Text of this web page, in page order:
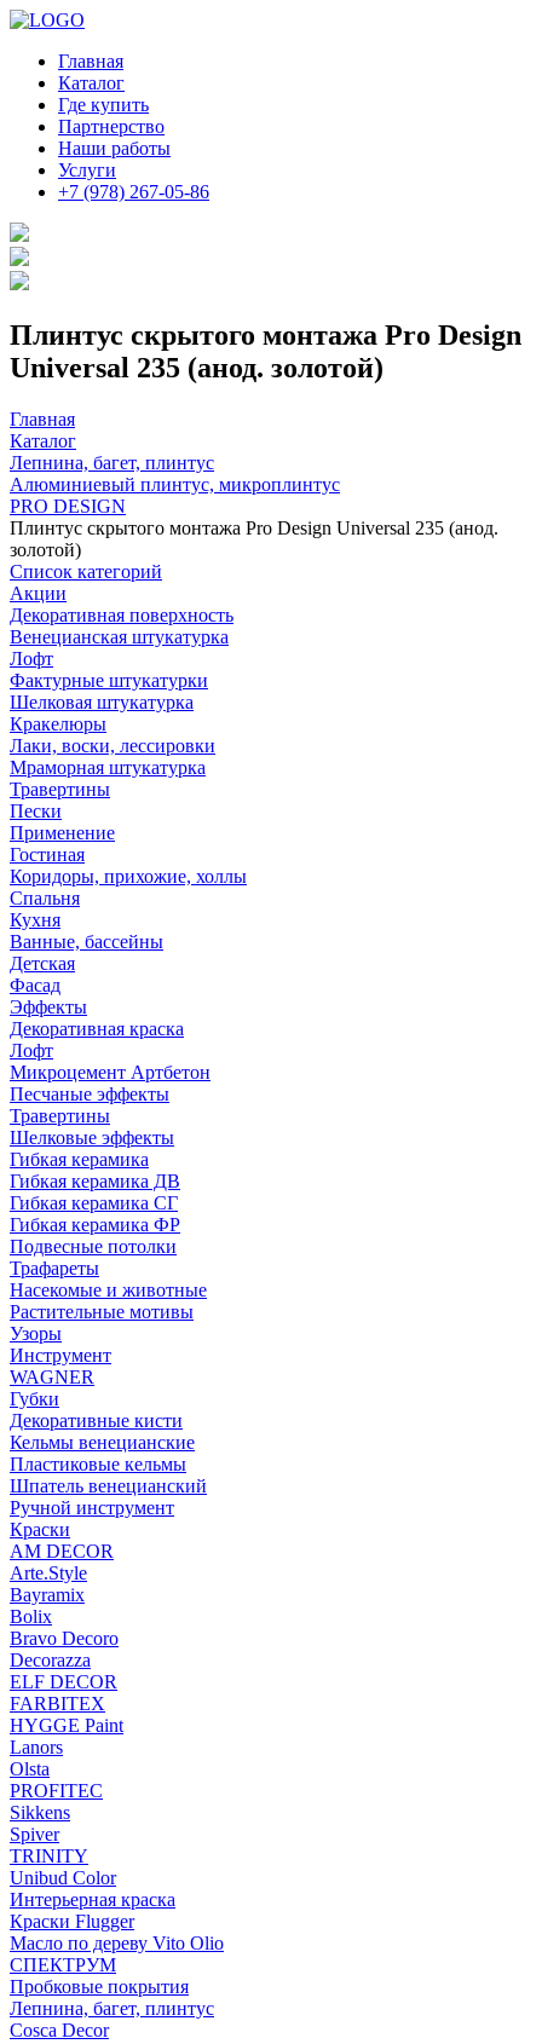
Главная
Каталог
Где купить
Партнерство
Наши работы
Услуги
+7 (978) 267-05-86
Плинтус скрытого монтажа Pro Design
Universal 235 (анод. золотой)
Главная
Каталог
Лепнина, багет, плинтус
Алюминиевый плинтус, микроплинтус
PRO DESIGN
Плинтус скрытого монтажа Pro Design Universal 235 (анод.
золотой)
Список категорий
Акции
Декоративная поверхность
Венецианская штукатурка
Лофт
Фактурные штукатурки
Шелковая штукатурка
Кракелюры
Лаки, воски, лессировки
Мраморная штукатурка
Травертины
Пески
Применение
Гостиная
Коридоры, прихожие, холлы
Спальня
Кухня
Ванные, бассейны
Детская
Фасад
Эффекты
Декоративная краска
Лофт
Микроцемент Артбетон
Песчаные эффекты
Травертины
Шелковые эффекты
Гибкая керамика
Гибкая керамика ДВ
Гибкая керамика СГ
Гибкая керамика ФР
Подвесные потолки
Трафареты
Насекомые и животные
Растительные мотивы
Узоры
Инструмент
WAGNER
Губки
Декоративные кисти
Кельмы венецианские
Пластиковые кельмы
Шпатель венецианский
Ручной инструмент
Краски
AM DECOR
Arte.Style
Bayramix
Bolix
Bravo Decoro
Decorazza
ELF DECOR
FARBITEX
HYGGE Paint
Lanors
Olsta
PROFITEC
Sikkens
Spiver
TRINITY
Unibud Color
Интерьерная краска
Краски Flugger
Масло по дереву Vito Olio
СПЕКТРУМ
Пробковые покрытия
Лепнина, багет, плинтус
Cosca Decor